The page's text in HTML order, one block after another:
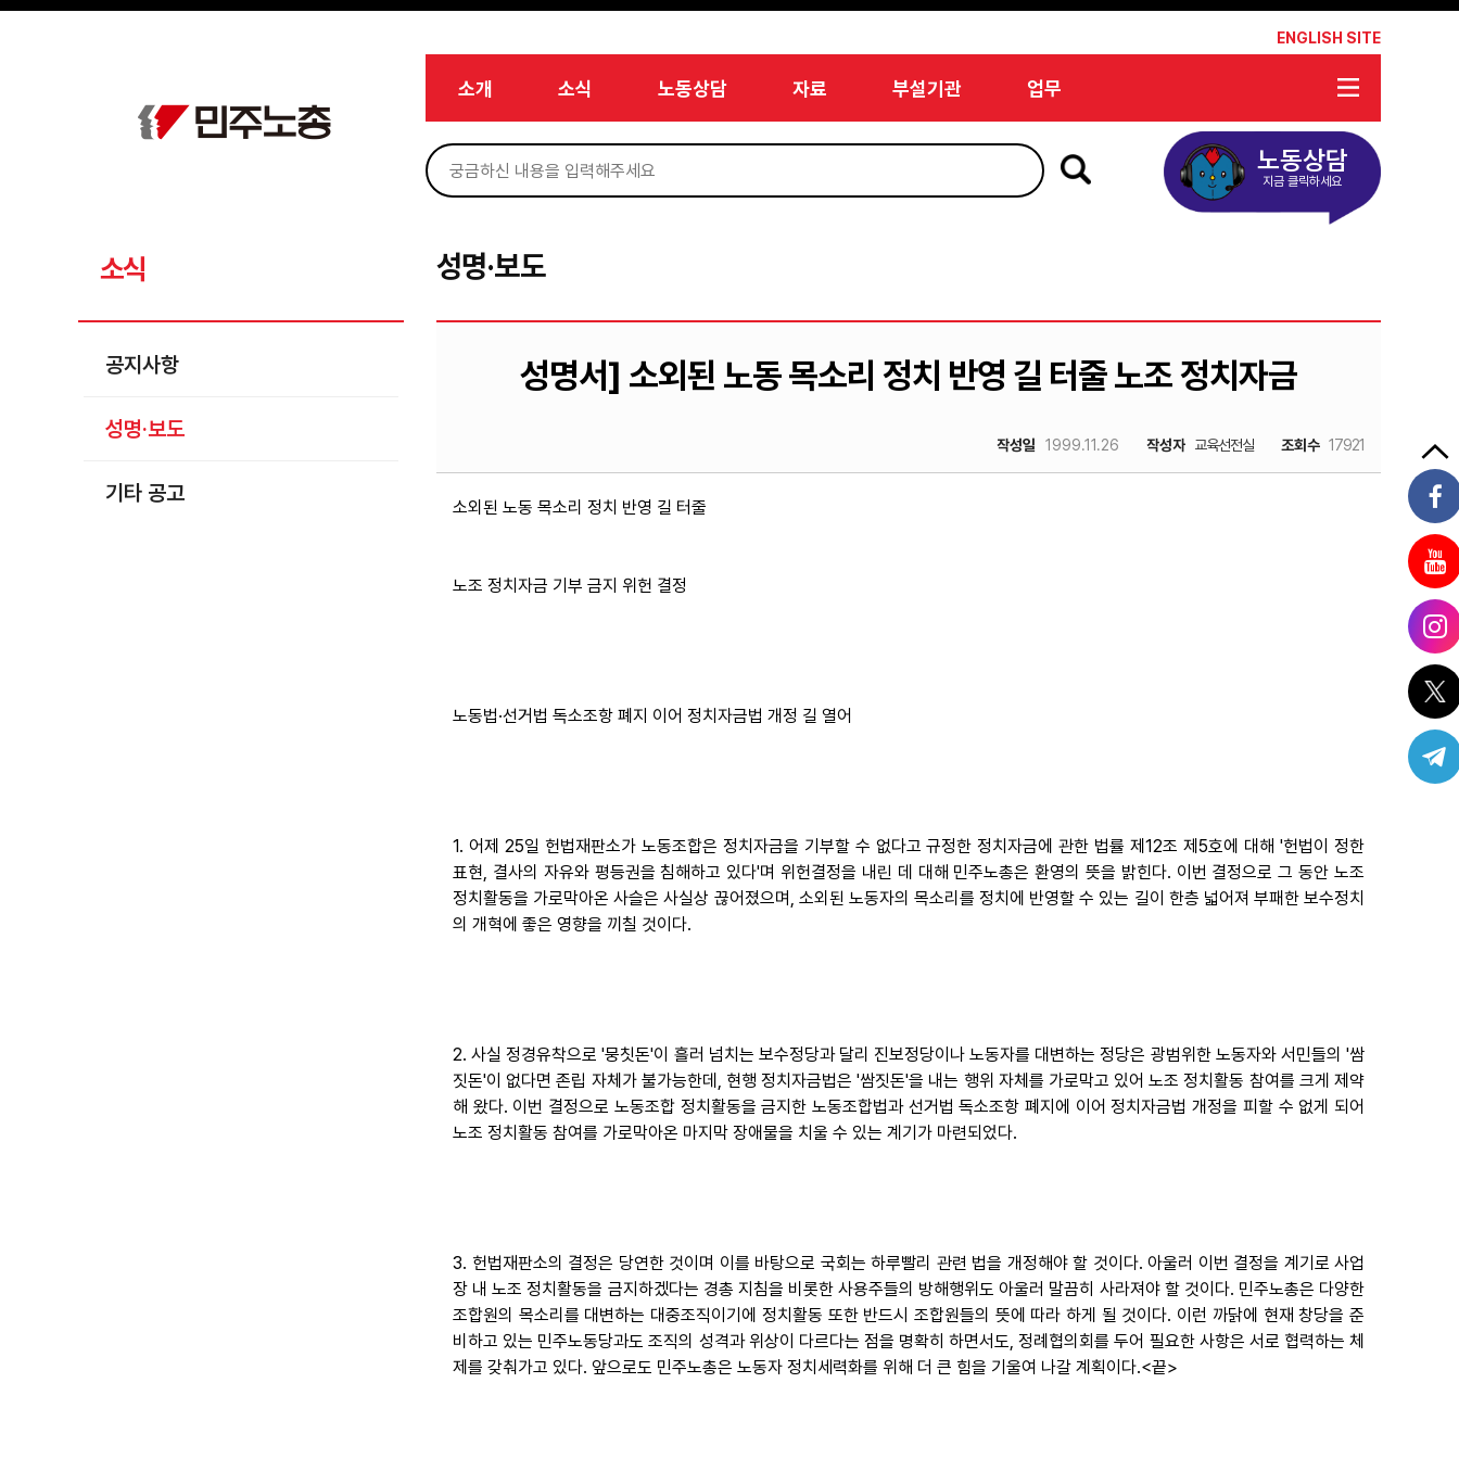
메뉴 건너뛰기
ENGLISH SITE
소개 소식 노동상담 자료 부설기관 업무
노동상담
지금 클릭하세요
소식
공지사항
성명·보도
기타 공고
성명·보도
성명서] 소외된 노동 목소리 정치 반영 길 터줄 노조 정치자금
작성일 1999.11.26 작성자 교육선전실 조회수 17921
소외된 노동 목소리 정치 반영 길 터줄
노조 정치자금 기부 금지 위헌 결정
노동법·선거법 독소조항 폐지 이어 정치자금법 개정 길 열어
1. 어제 25일 헌법재판소가 노동조합은 정치자금을 기부할 수 없다고 규정한 정치자금에 관한 법률 제12조 제5호에 대해 '헌법이 정한
표현, 결사의 자유와 평등권을 침해하고 있다'며 위헌결정을 내린 데 대해 민주노총은 환영의 뜻을 밝힌다. 이번 결정으로 그 동안 노조
정치활동을 가로막아온 사슬은 사실상 끊어졌으며, 소외된 노동자의 목소리를 정치에 반영할 수 있는 길이 한층 넓어져 부패한 보수정치
의 개혁에 좋은 영향을 끼칠 것이다.
2. 사실 정경유착으로 '뭉칫돈'이 흘러 넘치는 보수정당과 달리 진보정당이나 노동자를 대변하는 정당은 광범위한 노동자와 서민들의 '쌈
짓돈'이 없다면 존립 자체가 불가능한데, 현행 정치자금법은 '쌈짓돈'을 내는 행위 자체를 가로막고 있어 노조 정치활동 참여를 크게 제약
해 왔다. 이번 결정으로 노동조합 정치활동을 금지한 노동조합법과 선거법 독소조항 폐지에 이어 정치자금법 개정을 피할 수 없게 되어
노조 정치활동 참여를 가로막아온 마지막 장애물을 치울 수 있는 계기가 마련되었다.
3. 헌법재판소의 결정은 당연한 것이며 이를 바탕으로 국회는 하루빨리 관련 법을 개정해야 할 것이다. 아울러 이번 결정을 계기로 사업
장 내 노조 정치활동을 금지하겠다는 경총 지침을 비롯한 사용주들의 방해행위도 아울러 말끔히 사라져야 할 것이다. 민주노총은 다양한
조합원의 목소리를 대변하는 대중조직이기에 정치활동 또한 반드시 조합원들의 뜻에 따라 하게 될 것이다. 이런 까닭에 현재 창당을 준
비하고 있는 민주노동당과도 조직의 성격과 위상이 다르다는 점을 명확히 하면서도, 정례협의회를 두어 필요한 사항은 서로 협력하는 체
제를 갖춰가고 있다. 앞으로도 민주노총은 노동자 정치세력화를 위해 더 큰 힘을 기울여 나갈 계획이다.<끝>
Sketchbook5, 스케치북5
Sketchbook5, 스케치북5